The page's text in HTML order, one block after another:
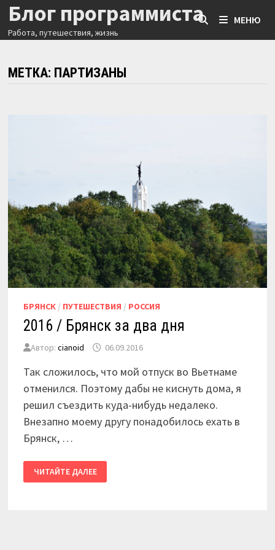
Перейти
содержимому
Блог программиста
Работа, путешествия, жизнь
МЕНЮ
МЕТКА: ПАРТИЗАНЫ
БРЯНСК/ ПУТЕШЕСТВИЯ / РОССИЯ
2016 / Брянск за два дня
Автор: cianoid 06.09.2016
Так сложилось, что мой отпуск во Вьетнаме
отменился. Поэтому дабы не киснуть дома, я
решил съездить куда-нибудь недалеко.
Внезапно моему другу понадобилось ехать в
Брянск, …
2016
/
БРЯНСК
ЧИТАЙТЕ ДАЛЕЕ